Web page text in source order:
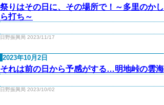
祭りはその日に、その場所で！～多里のかし
ら打ち～
日野振興局 2023/11/17
2023年10月2日
それは前の日から予感がする…明地峠の雲海
日野振興局 2023/10/02